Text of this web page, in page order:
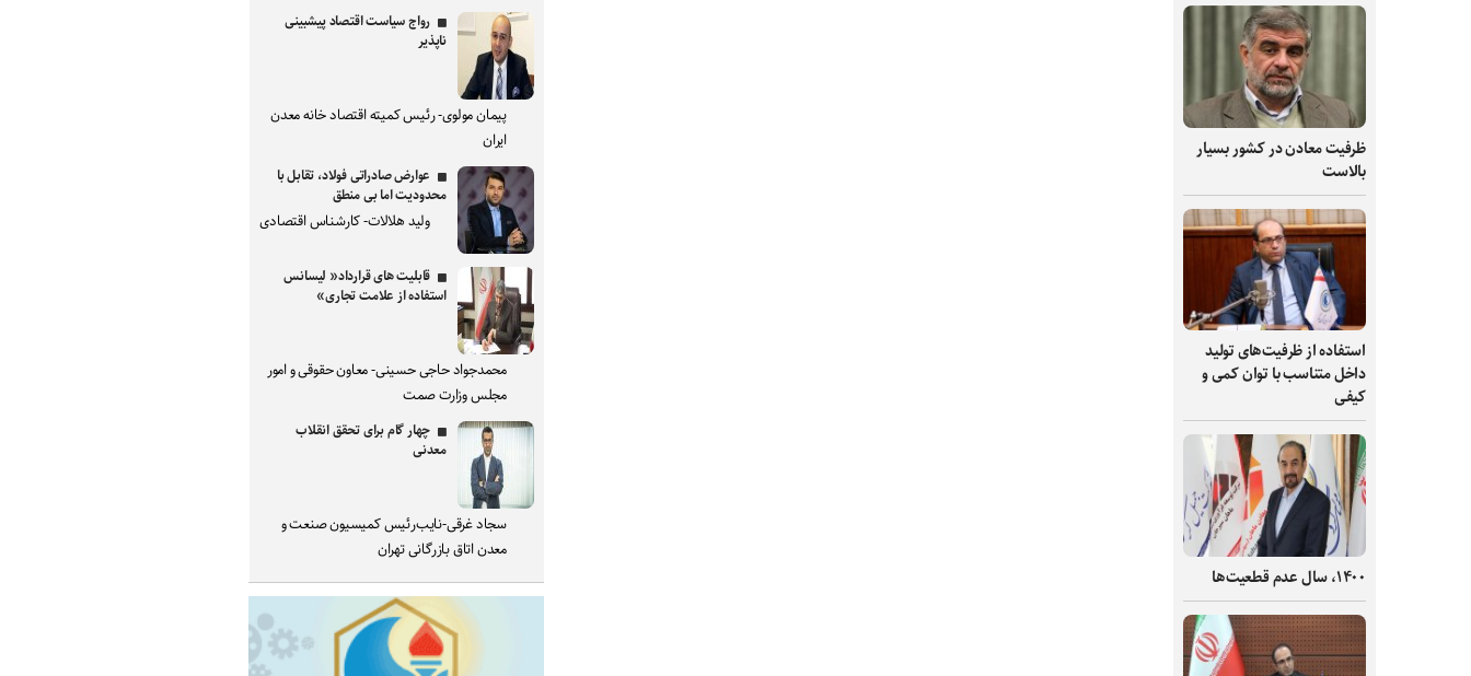
ظرفیت‌ معادن در کشور بسیار
بالاست
استفاده از ظرفیت‌های تولید
داخل متناسب با توان کمی و
کیفی
۱۴۰۰، سال عدم قطعیت‌ها
رواج سیاست اقتصاد پیشبینی
ناپذیر
پیمان مولوی- رئیس کمیته اقتصاد خانه معدن
ایران
عوارض صادراتی فولاد، تقابل با
محدودیت اما بی منطق
ولید هلالات- کارشناس اقتصادی
قابلیت های قرارداد« لیسانس
استفاده از علامت تجاری»
محمدجواد حاجی حسینی- معاون حقوقی و امور
مجلس وزارت صمت
چهار گام برای تحقق انقلاب
معدنی
سجاد غرقی-نایب‌رئیس کمیسیون صنعت و
معدن اتاق بازرگانی تهران